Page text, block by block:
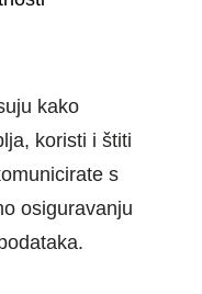
kako
koristi i štiti
s
osiguravanju